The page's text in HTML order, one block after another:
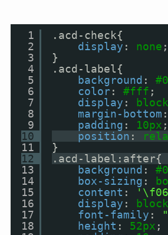
1
2
3
4
5
6
7
8
9
10
11
12
13
14
15
16
17
18
.acd-check{
display : none ;
}
.acd-label{
background :
color: #fff ;
display : block
margin-bottom
padding : 10px ;
position :
}
.acd-label:after{
background :
box-sizing :
content :
display : block
font-family :
height : 52px ;